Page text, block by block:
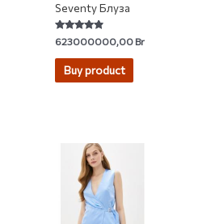
Seventy Блуза
Rated
4.60
out of 5
623000000,00Br
Buy product